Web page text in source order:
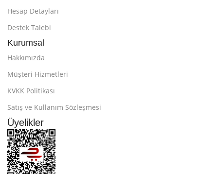
Hesap Detayları
Destek Talebi
Kurumsal
Hakkımızda
Müşteri Hizmetleri
KVKK Politikası
Satış ve Kullanım Sözleşmesi
Üyelikler